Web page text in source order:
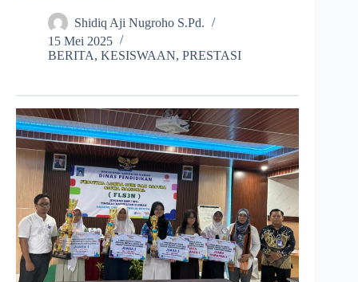
Shidiq Aji Nugroho S.Pd.
15 Mei 2025
BERITA, KESISWAAN, PRESTASI